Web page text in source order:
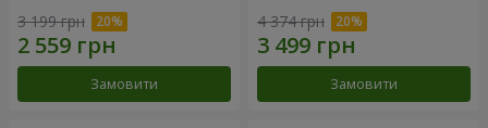
3 199 грн
Замовити
4 374 грн
Замовити